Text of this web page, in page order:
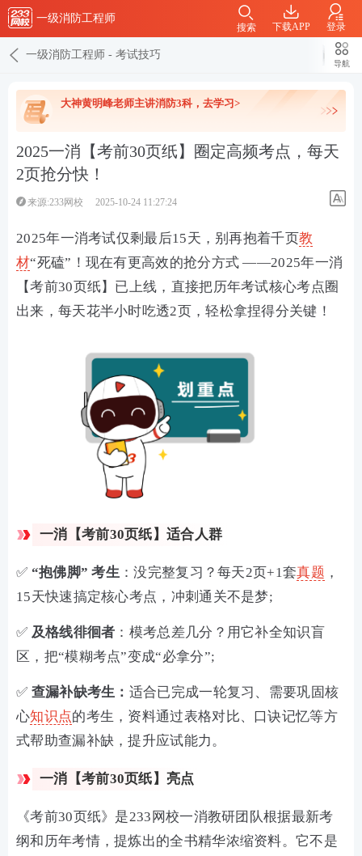
一级消防工程师
下载APP 登录
搜索
一级消防工程师 - 考试技巧
导航
大神黄明峰老师主讲消防3科，去学习>
2025一消【考前30页纸】圈定高频考点，每天
2页抢分快！
来源:233网校 2025-10-24 11:27:24
2025年一消考试仅剩最后15天，别再抱着千页教
材“死磕”！现在有更高效的抢分方式 ——2025年一消
【考前30页纸】已上线，直接把历年考试核心考点圈
出来，每天花半小时吃透2页，轻松拿捏得分关键！
一消【考前30页纸】适合人群
✅ “抱佛脚” 考生 ：没完整复习？每天2页+1套真题 ，
15天快速搞定核心考点，冲刺通关不是梦;
✅ 及格线徘徊者 ：模考总差几分？用它补全知识盲
区，把“模糊考点”变成“必拿分”;
✅ 查漏补缺考生： 适合已完成一轮复习、需要巩固核
心知识点的考生，资料通过表格对比、口诀记忆等方
式帮助查漏补缺，提升应试能力。
一消【考前30页纸】亮点
《考前30页纸》是233网校一消教研团队根据最新考
纲和历年考情，提炼出的全书精华浓缩资料。它不是